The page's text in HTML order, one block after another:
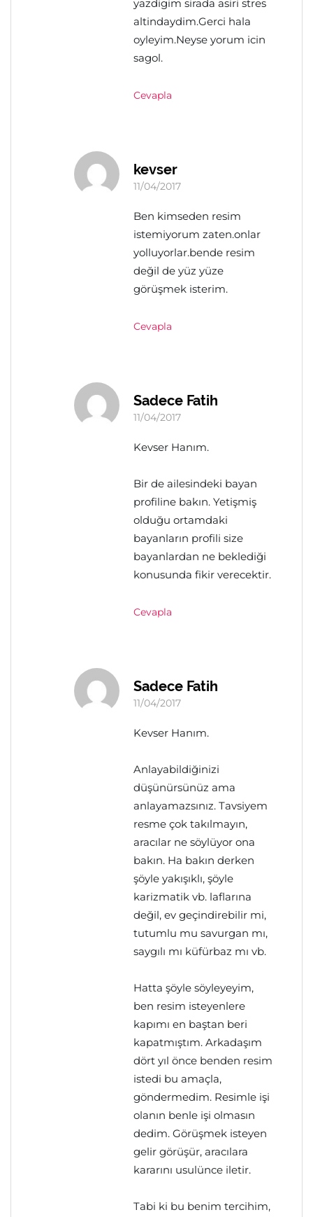
yazdigim sirada asiri stres
altindaydim.Gerci hala
oyleyim.Neyse yorum icin
sagol.
Cevapla
kevser
11/04/2017
Ben kimseden resim
istemiyorum zaten.onlar
yolluyorlar.bende resim
değil de yüz yüze
görüşmek isterim.
Cevapla
Sadece Fatih
11/04/2017
Kevser Hanım.
Bir de ailesindeki bayan
profiline bakın. Yetişmiş
olduğu ortamdaki
bayanların profili size
bayanlardan ne beklediği
konusunda fikir verecektir.
Cevapla
Sadece Fatih
11/04/2017
Kevser Hanım.
Anlayabildiğinizi
düşünürsünüz ama
anlayamazsınız. Tavsiyem
resme çok takılmayın,
aracılar ne söylüyor ona
bakın. Ha bakın derken
şöyle yakışıklı, şöyle
karizmatik vb. laflarına
değil, ev geçindirebilir mi,
tutumlu mu savurgan mı,
saygılı mı küfürbaz mı vb.
Hatta şöyle söyleyeyim,
ben resim isteyenlere
kapımı en baştan beri
kapatmıştım. Arkadaşım
dört yıl önce benden resim
istedi bu amaçla,
göndermedim. Resimle işi
olanın benle işi olmasın
dedim. Görüşmek isteyen
gelir görüşür, aracılara
kararını usulünce iletir.
Tabi ki bu benim tercihim,